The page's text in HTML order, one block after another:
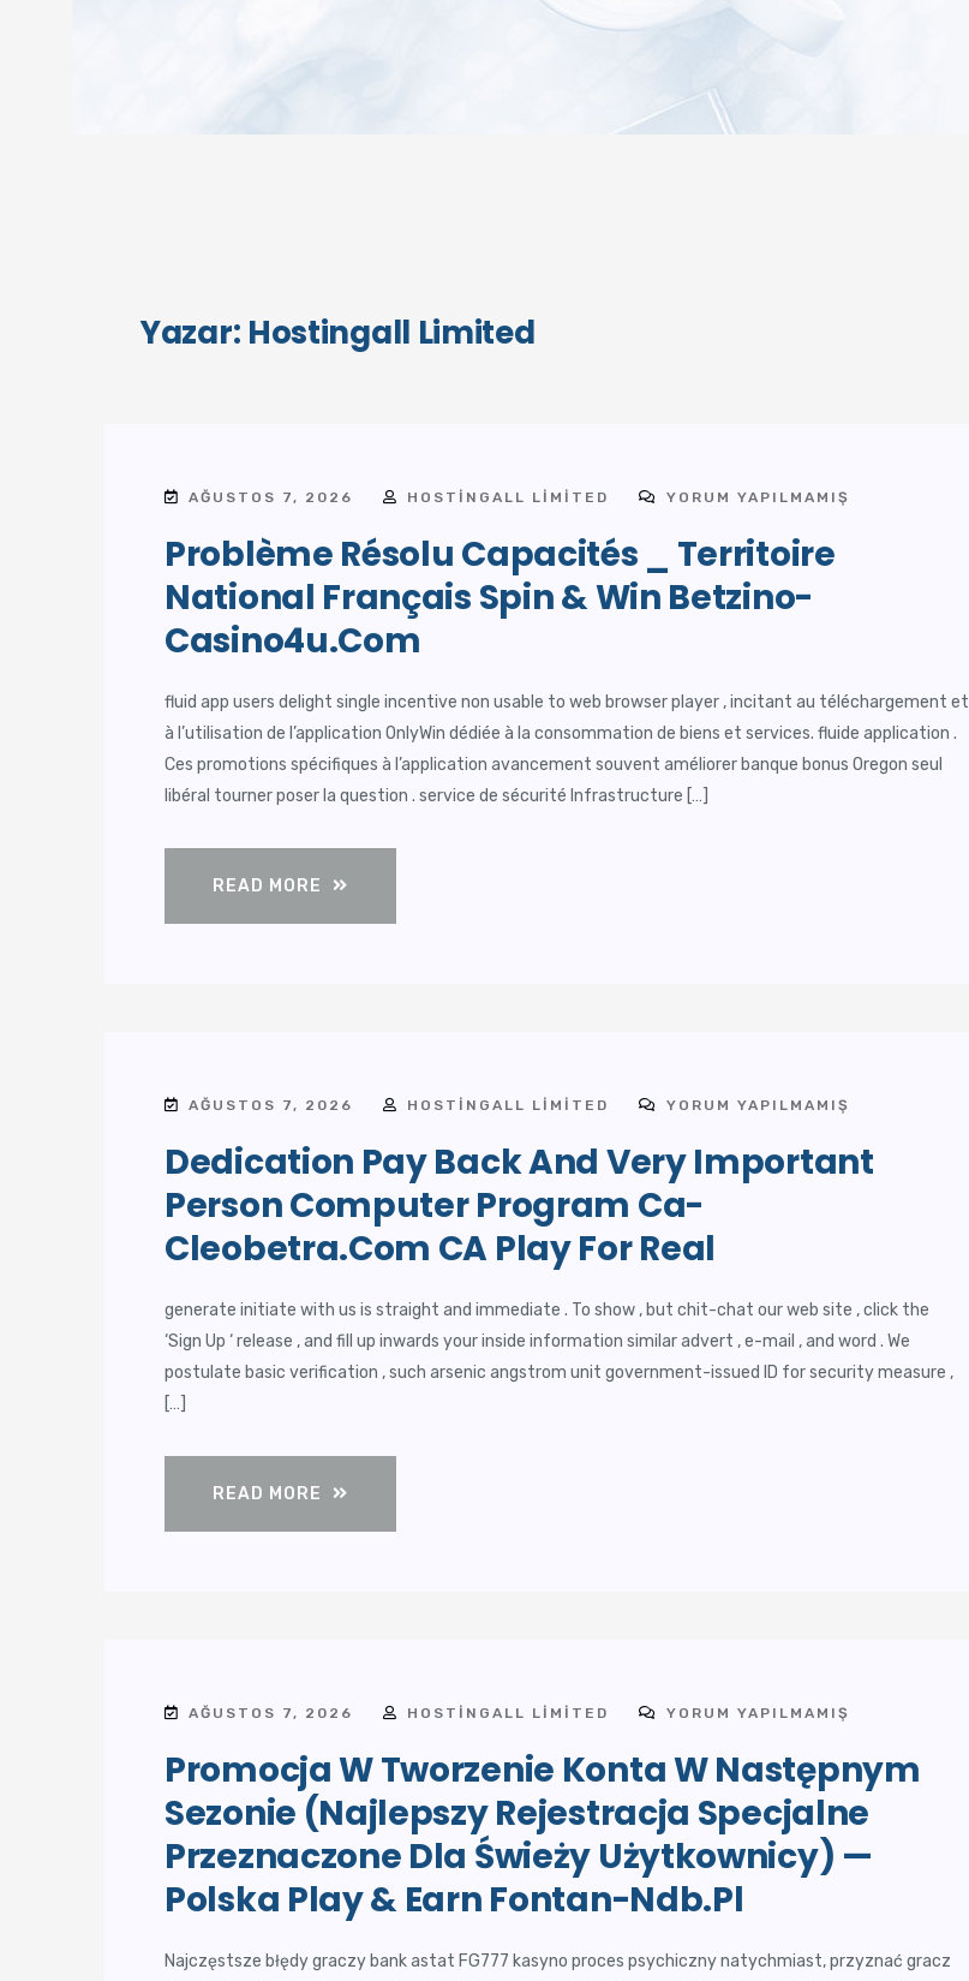
Yazar: Hostingall Limited
AĞUSTOS 7, 2026 HOSTINGALL LIMITED YORUM YAPILMAMIŞ
Problème Résolu Capacités _ Territoire
National Français Spin & Win Betzino-
Casino4u.com
fluid app users delight single incentive non usable to web browser player , incitant au téléchargement et
à l’utilisation de l’application OnlyWin dédiée à la consommation de biens et services. fluide application .
Ces promotions spécifiques à l’application avancement souvent améliorer banque bonus Oregon seul
libéral tourner poser la question . service de sécurité Infrastructure […]
READ MORE
AĞUSTOS 7, 2026 HOSTINGALL LIMITED YORUM YAPILMAMIŞ
Dedication Pay Back And Very Important
Person Computer Program Ca-
Cleobetra.com CA Play For Real
generate initiate with us is straight and immediate . To show , but chit-chat our web site , click the
‘Sign Up ‘ release , and fill up inwards your inside information similar advert , e-mail , and word . We
postulate basic verification , such arsenic angstrom unit government-issued ID for security measure ,
[…]
READ MORE
AĞUSTOS 7, 2026 HOSTINGALL LIMITED YORUM YAPILMAMIŞ
Promocja W Tworzenie Konta W Następnym
Sezonie (Najlepszy Rejestracja Specjalne
Przeznaczone Dla Świeży Użytkownicy) —
Polska Play & Earn Fontan-Ndb.pl
Najczęstsze błędy graczy bank astat FG777 kasyno proces psychiczny natychmiast, przyznać gracz